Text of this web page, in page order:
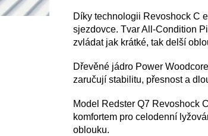
Díky technologii Revoshock C
sjezdovce. Tvar All-Condition
zvládat jak krátké, tak delší
Dřevěné jádro Power
zaručují stabilitu, přesnost a
Model Redster Q7 Revoshock
komfortem pro celodenní
oblouku.